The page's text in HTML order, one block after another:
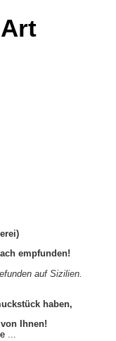
empfunden!
auf Sizilien.
haben,
Ihnen!
...